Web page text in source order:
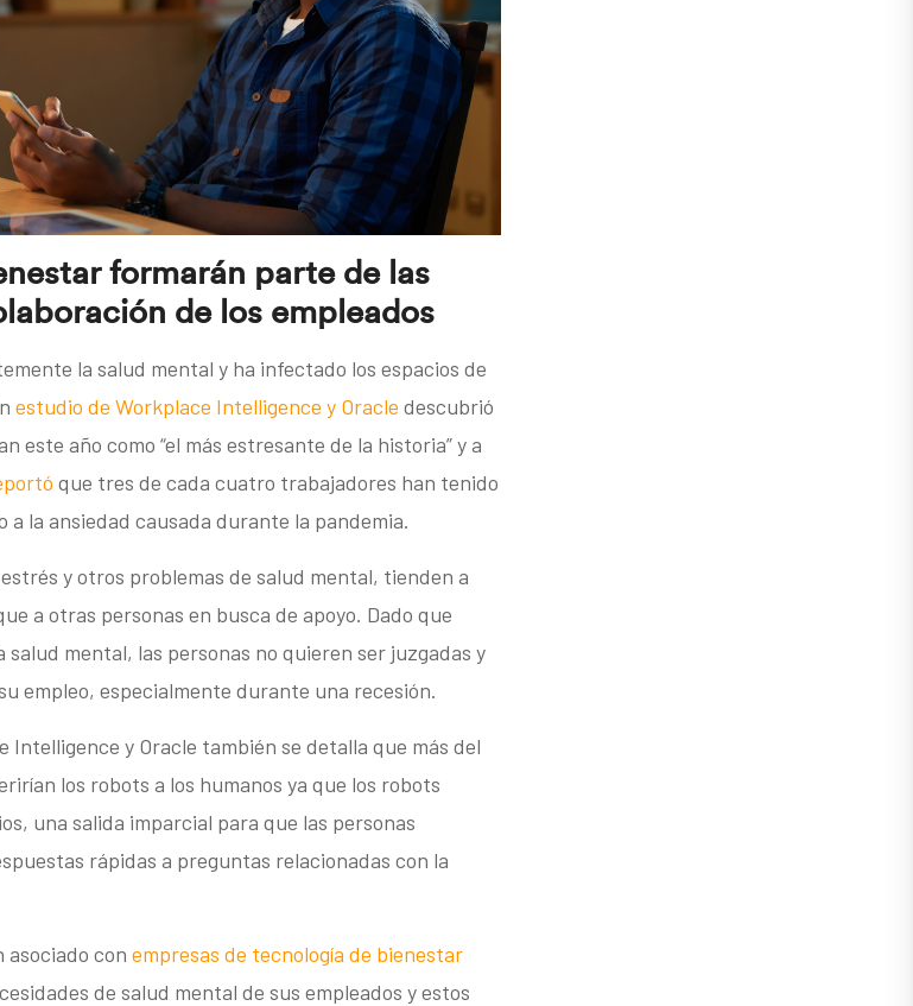
formarán parte de las
de los empleados
la salud mental y ha infectado los espacios de
estudio de Workplace Intelligence y Oracle descubrió
este año como “el más estresante de la historia” y a
que tres de cada cuatro trabajadores han tenido
a la ansiedad causada durante la pandemia.
y otros problemas de salud mental, tienden a
a otras personas en busca de apoyo. Dado que
mental, las personas no quieren ser juzgadas y
empleo, especialmente durante una recesión.
Intelligence y Oracle también se detalla que más del
los robots a los humanos ya que los robots
una salida imparcial para que las personas
rápidas a preguntas relacionadas con la
asociado con empresas de tecnología de bienestar
de salud mental de sus empleados y estos